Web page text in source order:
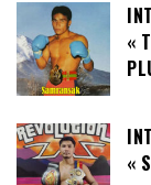
«
«